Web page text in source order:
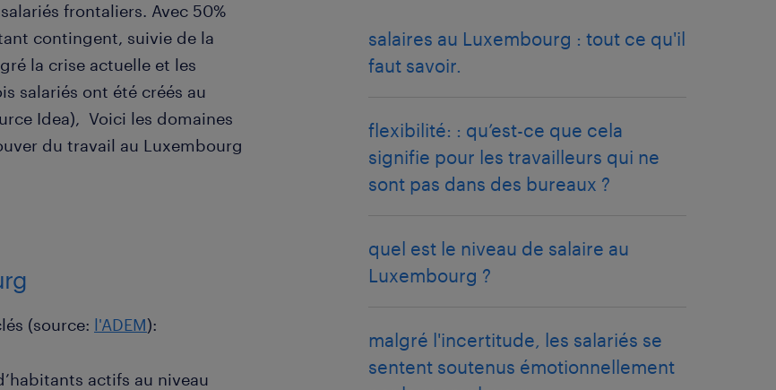
frontaliers. Avec 50%
contingent, suivie de la
la crise actuelle et les
salariés ont été créés au
Idea), Voici les domaines
du travail au Luxembourg
(source: l'ADEM):
actifs au niveau
salaires au Luxembourg : tout ce qu'il
faut savoir.
flexibilité: : qu’est-ce que cela
signifie pour les travailleurs qui ne
sont pas dans des bureaux ?
quel est le niveau de salaire au
Luxembourg ?
malgré l'incertitude, les salariés se
sentent soutenus émotionnellement